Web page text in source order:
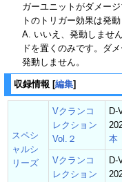
ガーユニットがダメー
トのトリガー効果は発
A. いいえ、発動しませ
ドを置くのみです。ダ
発動しません。
収録情報 [編集]
スペシ
ャルシ
リーズ
Vクランコ
レクション
Vol.２
D-
本
Vクランコ
レクション
D-